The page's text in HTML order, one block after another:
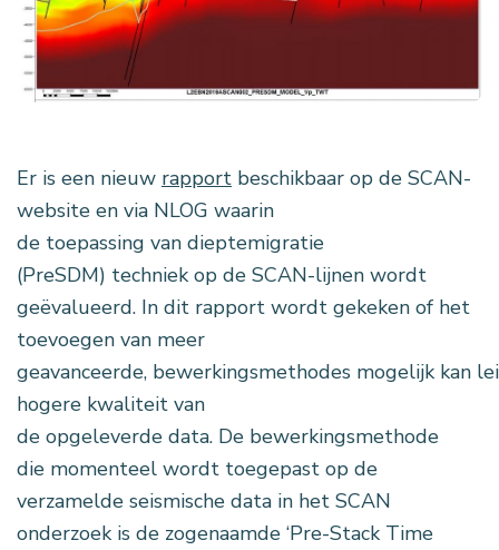
Er is een nieuw rapport beschikbaar op de SCAN-
website en via NLOG waarin
de toepassing van dieptemigratie
(PreSDM) techniek op de SCAN-lijnen wordt
geëvalueerd. In dit rapport wordt gekeken of het
toevoegen van meer
geavanceerde, bewerkingsmethodes mogelijk kan
hogere kwaliteit van
de opgeleverde data. De bewerkingsmethode
die momenteel wordt toegepast op de
verzamelde seismische data in het SCAN
onderzoek is de zogenaamde ‘Pre-Stack Time